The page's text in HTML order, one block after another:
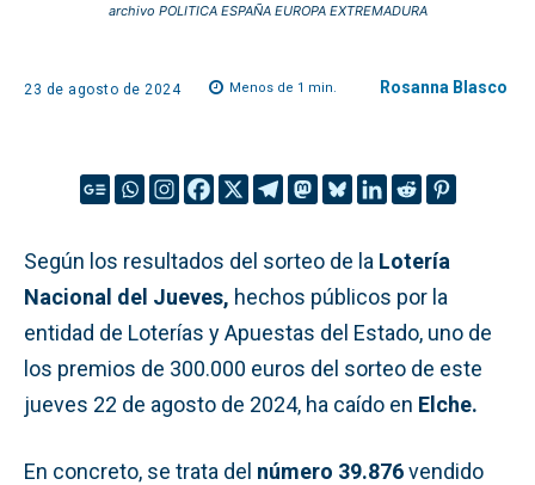
archivo POLITICA ESPAÑA EUROPA EXTREMADURA
23 de agosto de 2024 Menos de 1 min. Rosanna Blasco
Según los resultados del sorteo de la Lotería
Nacional del Jueves, hechos públicos por la
entidad de Loterías y Apuestas del Estado, uno de
los premios de 300.000 euros del sorteo de este
jueves 22 de agosto de 2024, ha caído en Elche.
En concreto, se trata del número 39.876vendido